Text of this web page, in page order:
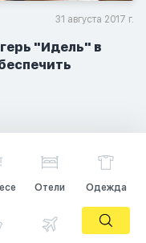
31 августа 2017 г.
"Идель" в
Отели Одежда